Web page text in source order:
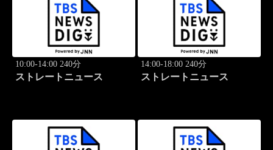
10:00-14:00 240分
ストレートニュース
14:00-18:00 240分
ストレートニュース